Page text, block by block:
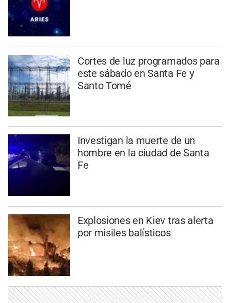
Cortes de luz programados para
este sábado en Santa Fe y
Santo Tomé
Investigan la muerte de un
hombre en la ciudad de Santa
Fe
Explosiones en Kiev tras alerta
por misiles balísticos